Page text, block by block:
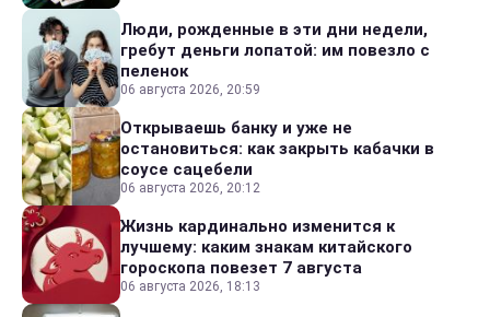
Люди, рожденные в эти дни недели,
гребут деньги лопатой: им повезло с
пеленок
06 августа 2026, 20:59
Открываешь банку и уже не
остановиться: как закрыть кабачки в
соусе сацебели
06 августа 2026, 20:12
Жизнь кардинально изменится к
лучшему: каким знакам китайского
гороскопа повезет 7 августа
06 августа 2026, 18:13